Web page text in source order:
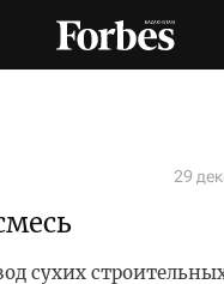
29
сухих